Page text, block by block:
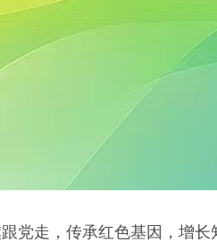
党走，传承红色基因，增长